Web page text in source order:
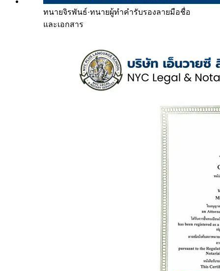
ทนายจิรพันธ์·ทนายผู้ทำคำรับรองลายมือชื่อ
และเอกสาร